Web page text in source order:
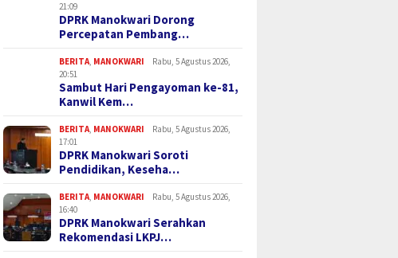
21:09
DPRK Manokwari Dorong
Percepatan Pembang…
BERITA, MANOKWARI
Rabu, 5 Agustus 2026,
20:51
Sambut Hari Pengayoman ke-81,
Kanwil Kem…
BERITA, MANOKWARI
Rabu, 5 Agustus 2026,
17:01
DPRK Manokwari Soroti
Pendidikan, Keseha…
BERITA, MANOKWARI
Rabu, 5 Agustus 2026,
16:40
DPRK Manokwari Serahkan
Rekomendasi LKPJ…